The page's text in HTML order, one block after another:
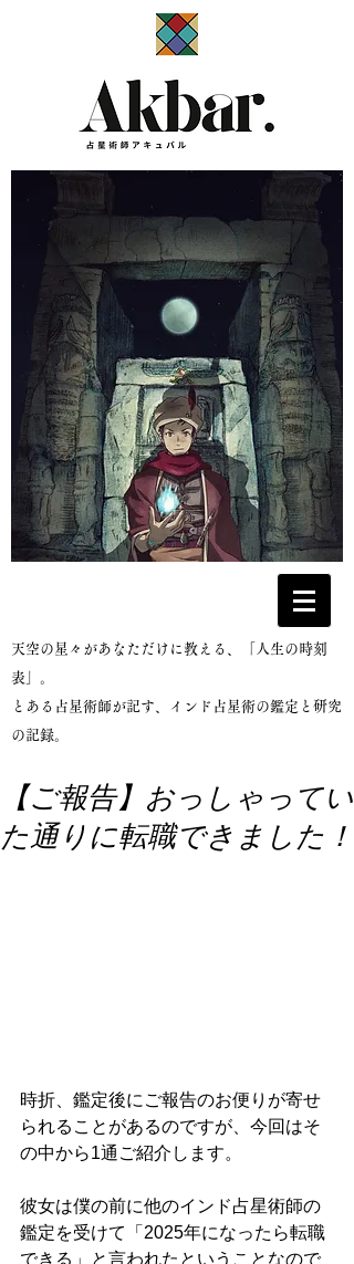
​占星術師アキュバル公式サイト
​天空の星々があなただけに教える、「人生の時刻
表」。
とある占星術師が記す、インド占星術の鑑定と研究
の記録。
【ご報告】おっしゃってい
た通りに転職できました！
時折、鑑定後にご報告のお便りが寄せ
られることがあるのですが、今回はそ
の中から1通ご紹介します。
彼女は僕の前に他のインド占星術師の
鑑定を受けて「2025年になったら転職
できる」と言われたということなので